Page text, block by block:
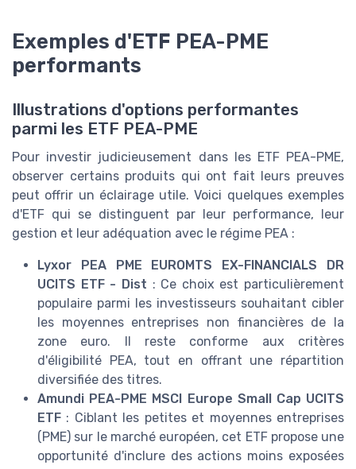
Exemples d'ETF PEA-PME
performants
Illustrations d'options performantes
parmi les ETF PEA-PME
Pour investir judicieusement dans les ETF PEA-PME,
observer certains produits qui ont fait leurs preuves
peut offrir un éclairage utile. Voici quelques exemples
d'ETF qui se distinguent par leur performance, leur
gestion et leur adéquation avec le régime PEA :
Lyxor PEA PME EUROMTS EX-FINANCIALS DR
UCITS ETF - Dist : Ce choix est particulièrement
populaire parmi les investisseurs souhaitant cibler
les moyennes entreprises non financières de la
zone euro. Il reste conforme aux critères
d'éligibilité PEA, tout en offrant une répartition
diversifiée des titres.
Amundi PEA-PME MSCI Europe Small Cap UCITS
ETF : Ciblant les petites et moyennes entreprises
(PME) sur le marché européen, cet ETF propose une
opportunité d'inclure des actions moins exposées